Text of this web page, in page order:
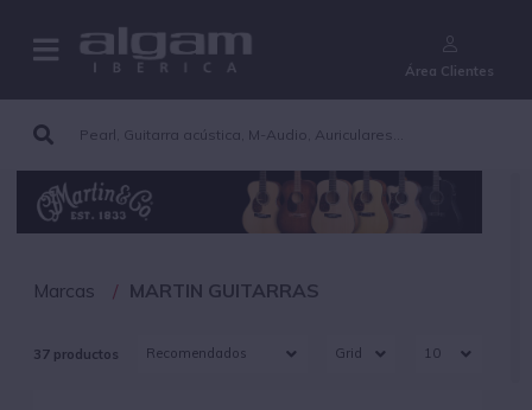
Área Clientes
Marcas MARTIN GUITARRAS
37 productos